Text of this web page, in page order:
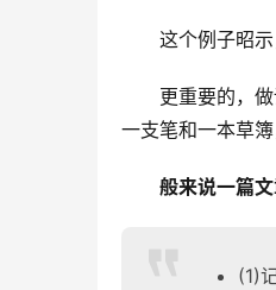
这个例子昭
更重要的，
一支笔和一本草
般来说一篇
(1)